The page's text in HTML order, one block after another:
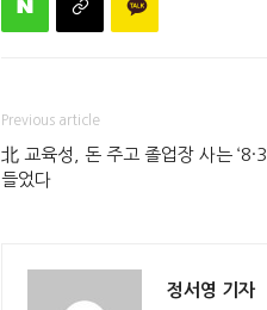
Previous article
北 교육성, 돈 주고 졸업장 사는
들었다
정서영 기자